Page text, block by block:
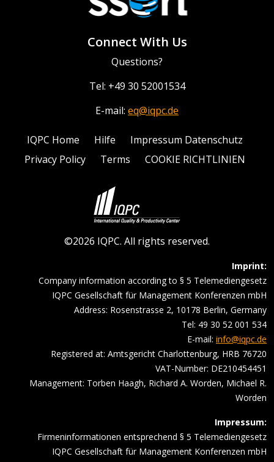
Connect With Us
Questions?
Tel: +49 30 52001534
E-mail: eq@iqpc.de
IQPC Home Hilfe
Impressum Datenschutz
Privacy Policy
Terms COOKIE RICHTLINIEN
©2026 IQPC. All rights reserved.
Imprint:
Company information according to § 5 Telemediengesetz
IQPC Gesellschaft für Management Konferenzen mbH
Address: Rosenstrasse 2, 10178 Berlin, Germany
Tel: 49 30 52 001 534
E-mail: info@iqpc.de
Registered at: Amtsgericht Charlottenburg, HRB 76720
VAT-Number: DE210454451
Management: Torben Haagh, Richard A. Worden, Michael R.
Worden
Impressum:
Firmeninformationen entsprechend § 5 Telemediengesetz
IQPC Gesellschaft für Management Konferenzen mbH